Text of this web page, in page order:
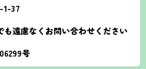
1-37
遠慮なくお問い合わせください
号